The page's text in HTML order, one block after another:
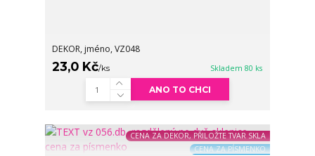
DEKOR, jméno, VZ048
23,0 Kč/ks Skladem 80 ks
ANO TO CHCI
CENA ZA DEKOR, PŘILOŽTE TVAR SKLA
CENA ZA PÍSMENKO